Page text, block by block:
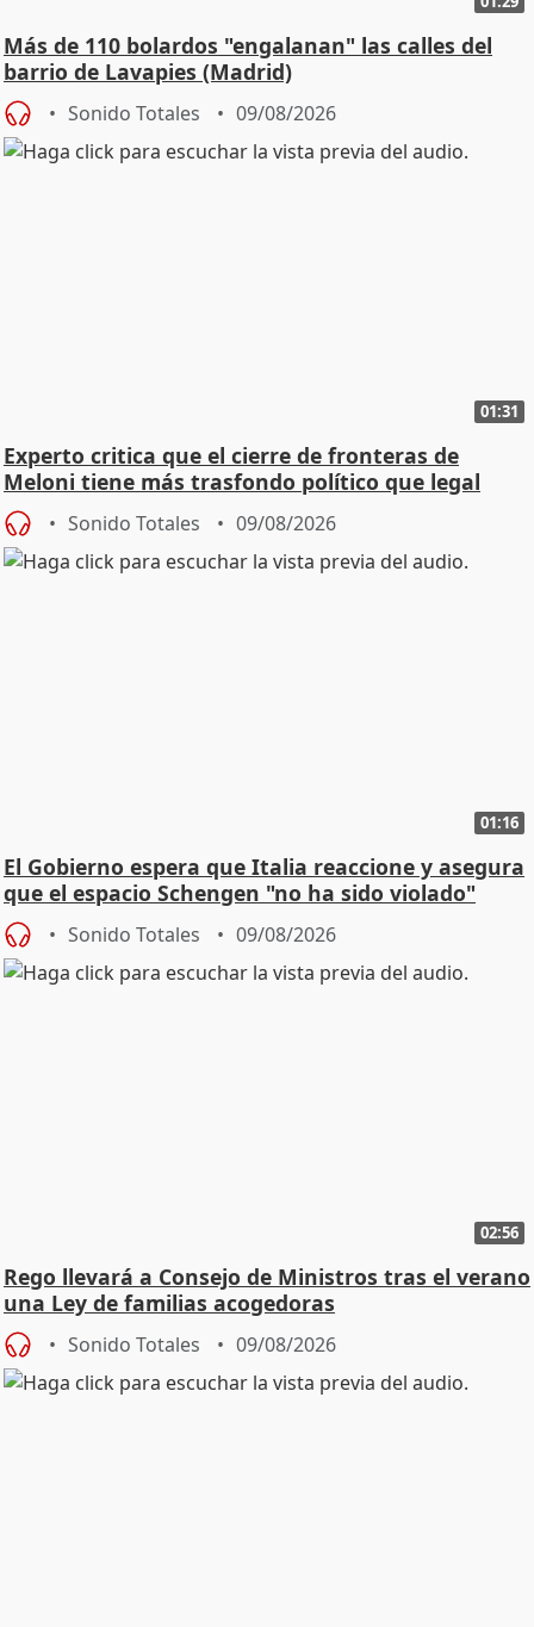
Más de 110 bolardos "engalanan" las calles del
barrio de Lavapies (Madrid)
Sonido Totales 09/08/2026
01:31
Experto critica que el cierre de fronteras de
Meloni tiene más trasfondo político que legal
Sonido Totales 09/08/2026
01:16
El Gobierno espera que Italia reaccione y asegura
que el espacio Schengen "no ha sido violado"
Sonido Totales 09/08/2026
02:56
Rego llevará a Consejo de Ministros tras el verano
una Ley de familias acogedoras
Sonido Totales 09/08/2026